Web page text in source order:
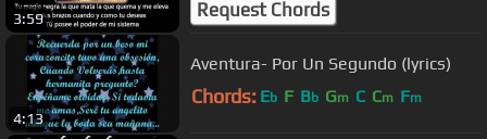
3:59 Request Chords
4:13
Aventura- Por Un Segundo (lyrics)
Chords: Eb F Bb Gm C Cm Fm